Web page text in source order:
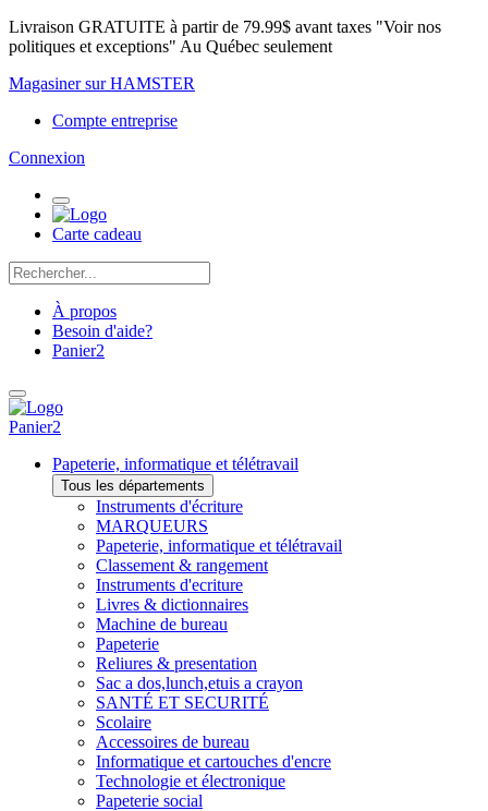
Livraison GRATUITE à partir de 79.99$ avant taxes "Voir nos
politiques et exceptions" Au Québec seulement
Magasiner sur HAMSTER
Compte entreprise
Connexion
Carte cadeau
À propos
Besoin d'aide?
Panier2
Panier2
Papeterie, informatique et télétravail
Tous les départements
Instruments d'écriture
MARQUEURS
Papeterie, informatique et télétravail
Classement & rangement
Instruments d'ecriture
Livres & dictionnaires
Machine de bureau
Papeterie
Reliures & presentation
Sac a dos,lunch,etuis a crayon
SANTÉ ET SECURITÉ
Scolaire
Accessoires de bureau
Informatique et cartouches d'encre
Technologie et électronique
Papeterie social